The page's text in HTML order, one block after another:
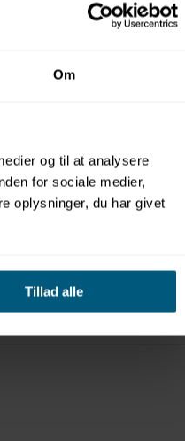
Om
og til at analysere
for sociale medier,
oplysninger, du har givet
Tillad alle